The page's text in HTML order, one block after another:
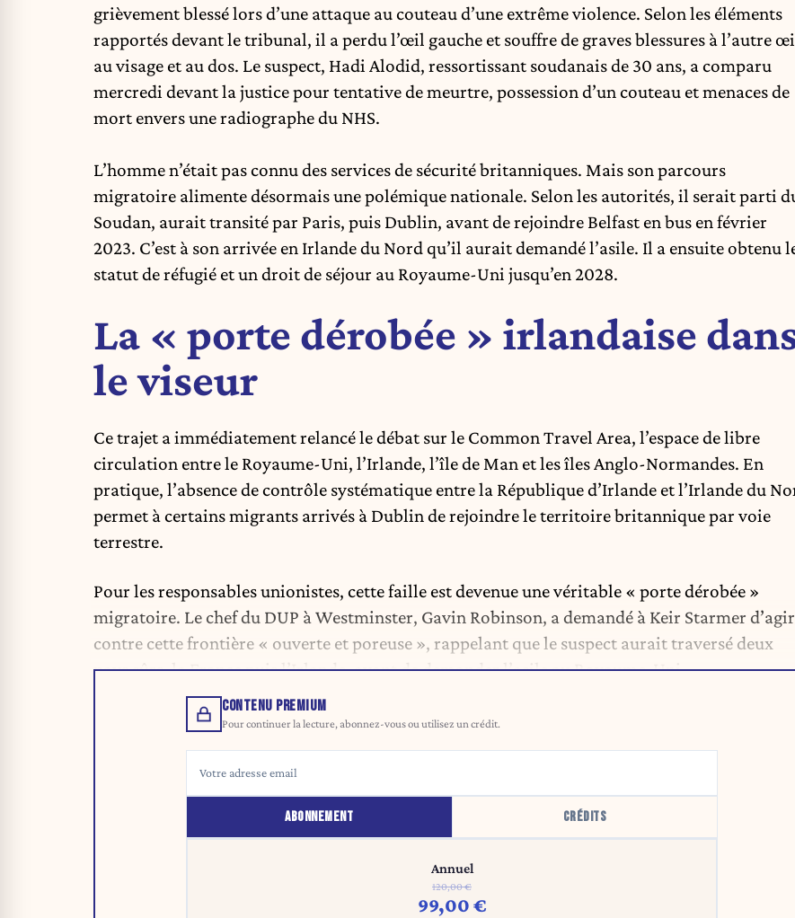
grièvement blessé lors d’une attaque au couteau d’une extrême violence. Selon les éléments
rapportés devant le tribunal, il a perdu l’œil gauche et souffre de graves blessures à l’autre
au visage et au dos. Le suspect, Hadi Alodid, ressortissant soudanaisde 30 ans, a comparu
mercredi devant la justice pour tentative de meurtre, possession d’un couteau et menaces de
mort envers une radiographe du NHS.
L’homme n’était pas connu des services de sécurité britanniques. Mais sonparcours
migratoire alimente désormais une polémique nationale. Selon les autorités, il serait parti
Soudan, aurait transité par Paris, puis Dublin, avant de rejoindre Belfast en bus en février
2023. C’est à son arrivée en Irlande du Nord qu’il aurait demandé l’asile. Il a ensuite obtenu
statut de réfugié et un droit de séjour au Royaume-Uni jusqu’en 2028.
La « porte dérobée » irlandaise
le viseur
Ce trajet a immédiatement relancé le débat sur le Common Travel Area, l’espace de libre
circulation entre le Royaume-Uni, l’Irlande, l’île de Man et les îles Anglo-Normandes. En
pratique, l’absence de contrôle systématique entre la République d’Irlande et l’Irlande du
permet à certains migrants arrivés à Dublin de rejoindre le territoire britannique par voie
terrestre.
Pour les responsables unionistes, cette faille est devenue une véritable « porte dérobée »
migratoire. Le chef du DUP à Westminster, Gavin Robinson, a demandé à Keir Starmer d’agir
contre cette frontière « ouverte et poreuse », rappelant que le suspect aurait traversé deux
pays sûrs, la France puis l’Irlande, avant de demander l’asile au Royaume-Uni.
CONTENU PREMIUM
Pour continuer la lecture, abonnez-vous ou utilisez un crédit.
ABONNEMENT CRÉDITS
Annuel
120,00 €
99,00 €